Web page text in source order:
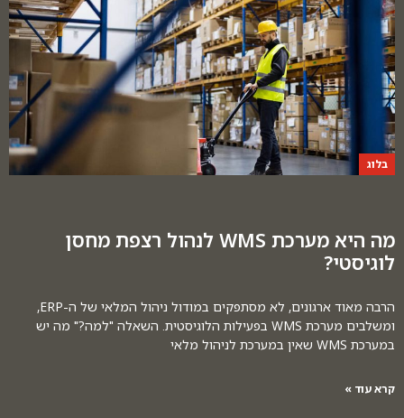
בלוג
מה היא מערכת WMS לנהול רצפת מחסן
לוגיסטי?
הרבה מאוד ארגונים, לא מסתפקים במודול ניהול המלאי של ה-ERP,
ומשלבים מערכת WMS בפעילות הלוגיסטית. השאלה "למה?" מה יש
במערכת WMS שאין במערכת לניהול מלאי
קרא עוד »